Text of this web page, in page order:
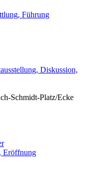
Führung
Diskussion,
Schmidt-Platz/Ecke
Eröffnung